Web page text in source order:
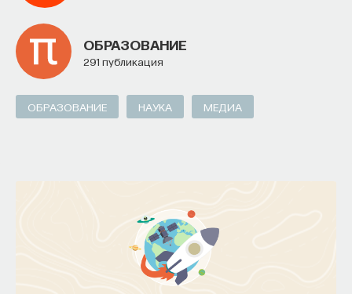
ОБРАЗОВАНИЕ
291 публикация
ОБРАЗОВАНИЕ НАУКА МЕДИА
такое пространство и что такое время? Что
значит мыслить и что представляет собой наше
сознание? Реальна ли реальность и откуда
мы знаем то, что знаем? Существует ли в мире
свобода?
и культурологии факультета гуманитарных наук